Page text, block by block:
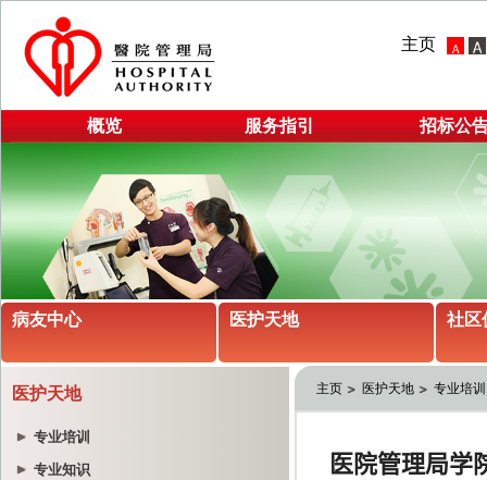
主页
概览 服务指引 招标公
病友中心 医护天地 社区
医护天地
专业培训
专业知识
主页 医护天地 专业培训